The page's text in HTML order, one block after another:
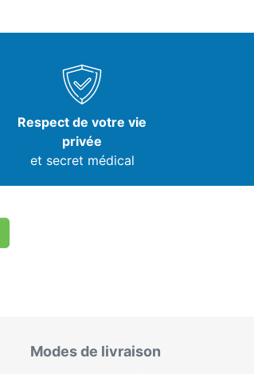
Respect de votre vie
privée
et secret médical
Modes de livraison